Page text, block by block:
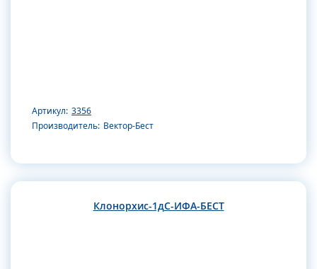
Артикул: 3356
Производитель: Вектор-Бест
Клонорхис-1дС-ИФА-БЕСТ